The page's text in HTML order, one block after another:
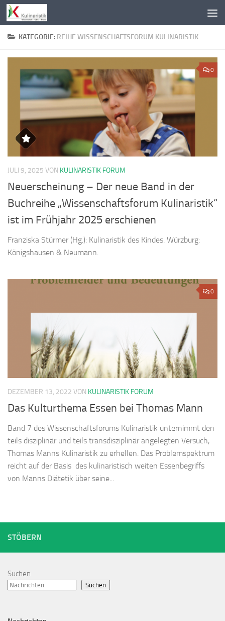
Zum Inhalt springen
KATEGORIE: REIHE WISSENSCHAFTSFORUM KULINARISTIK
0
JULI 9, 2025 VON KULINARISTIK FORUM
Neuerscheinung – Der neue Band in der
Buchreihe „Wissenschaftsforum Kulinaristik“
ist im Frühjahr 2025 erschienen
Franziska Stürmer (Hg.): Kulinaristik des Kindes. Würzburg:
Königshausen & Neumann.
0
DEZEMBER 13, 2022 VON KULINARISTIK FORUM
Das Kulturthema Essen bei Thomas Mann
Band 7 des Wissenschaftsforums Kulinaristik unternimmt den
teils disziplinär und teils transdisziplinär angelegten Versuch,
Thomas Manns Kulinaristik zu erhellen. Das Problemspektrum
reicht auf der Basis des kulinaristisch weiten Essenbegriffs
von Manns Diätetik über seine...
STÖBERN
Suchen
Suchen